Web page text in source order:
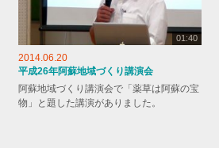
01:40
2014.06.20
平成26年阿蘇地域づくり講演会
阿蘇地域づくり講演会で「薬草は阿蘇の宝
物」と題した講演がありました。